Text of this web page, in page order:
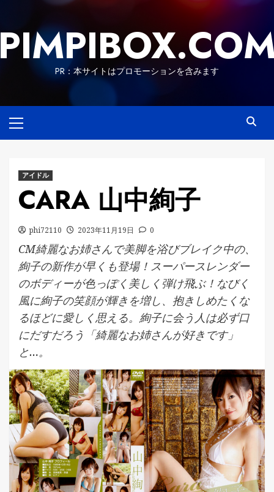
content
PR：本サイトはプロモーションを含みます
Menu
アイドル
CARA 山中絢子
phi72110 2023年11月19日 0
CM綺麗なお姉さんで美脚を浴びブレイク中の、
絢子の新作が早くも登場！スーパースレンダー
のボディーが色っぽく美しく弾け飛ぶ！なびく
風に絢子の笑顔が輝きを増し、抱きしめたくな
るほどに愛しく思える。絢子に会う人は必ず口
にだすだろう「綺麗なお姉さんが好きです」
と…。